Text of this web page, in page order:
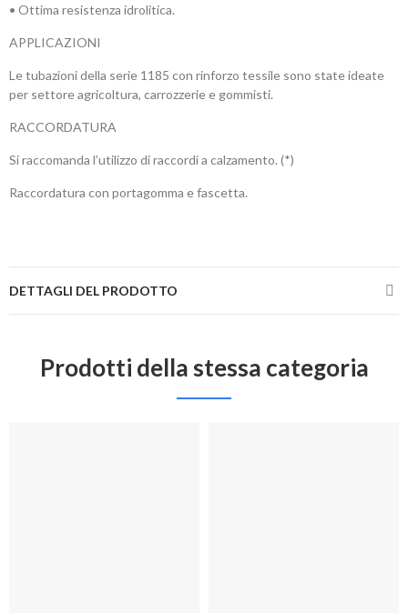
• Ottima resistenza idrolitica.
APPLICAZIONI
Le tubazioni della serie 1185 con rinforzo tessile sono state ideate
per settore agricoltura, carrozzerie e gommisti.
RACCORDATURA
Si raccomanda l’utilizzo di raccordi a calzamento. (*)
Raccordatura con portagomma e fascetta.
DETTAGLI DEL PRODOTTO
Prodotti della stessa categoria